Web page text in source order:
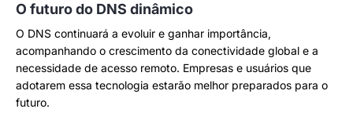
O futuro do DNS dinâmico
O DNS continuará a evoluir e ganhar importância,
acompanhando o crescimento da conectividade global e a
necessidade de acesso remoto. Empresas e usuários que
adotarem essa tecnologia estarão melhor preparados para o
futuro.